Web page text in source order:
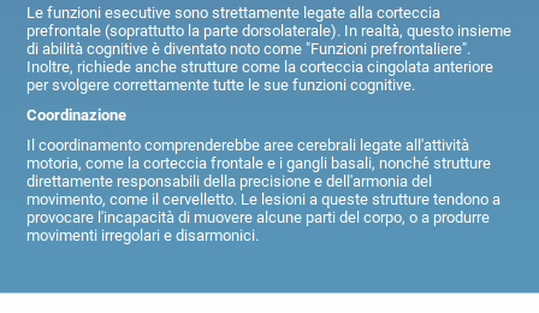
Le funzioni esecutive sono strettamente legate alla corteccia
prefrontale (soprattutto la parte dorsolaterale). In realtà, questo insieme
di abilità cognitive è diventato noto come "Funzioni prefrontaliere".
Inoltre, richiede anche strutture come la corteccia cingolata anteriore
per svolgere correttamente tutte le sue funzioni cognitive.
Coordinazione
Il coordinamento comprenderebbe aree cerebrali legate all'attività
motoria, come la corteccia frontale e i gangli basali, nonché strutture
direttamente responsabili della precisione e dell'armonia del
movimento, come il cervelletto. Le lesioni a queste strutture tendono a
provocare l'incapacità di muovere alcune parti del corpo, o a produrre
movimenti irregolari e disarmonici.